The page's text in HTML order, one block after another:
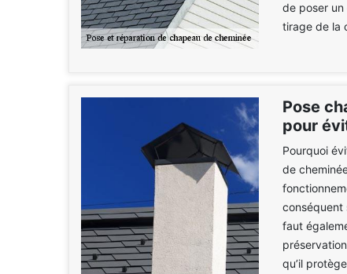
de poser
tirage de la
Pose
pour
Pourquoi
de
conséquent
faut
qu’il